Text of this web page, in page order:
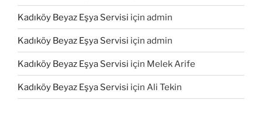
Kadıköy Beyaz Eşya Servisi için admin
Kadıköy Beyaz Eşya Servisi için admin
Kadıköy Beyaz Eşya Servisi için Melek Arife
Kadıköy Beyaz Eşya Servisi için Ali Tekin